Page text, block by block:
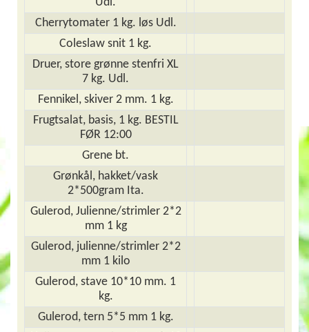
Cherrytomater 1 kg. løs Udl.
Coleslaw snit 1 kg.
Druer, store grønne stenfri XL
7 kg. Udl.
Fennikel, skiver 2 mm. 1 kg.
Frugtsalat, basis, 1 kg. BESTIL
FØR 12:00
Grene bt.
Grønkål, hakket/vask
2*500gram Ita.
Gulerod, Julienne/strimler 2*2
mm 1 kg
Gulerod, julienne/strimler 2*2
mm 1 kilo
Gulerod, stave 10*10 mm. 1
kg.
Gulerod, tern 5*5 mm 1 kg.